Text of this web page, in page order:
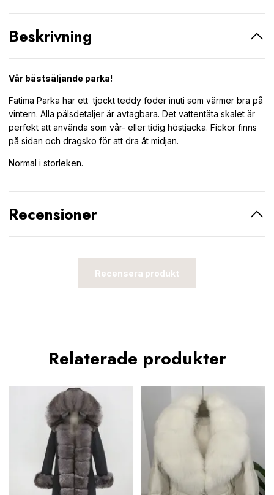
Beskrivning
Vår bästsäljande parka!
Fatima Parka har ett tjockt teddy foder inuti som värmer bra på
vintern. Alla pälsdetaljer är avtagbara. Det vattentäta skalet är
perfekt att använda som vår- eller tidig höstjacka. Fickor finns
på sidan och dragsko för att dra åt midjan.
Normal i storleken.
Recensioner
Recensera produkt
Relaterade produkter